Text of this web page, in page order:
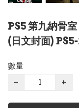
PS5 第九納骨
(日文封面)
數量
−
+